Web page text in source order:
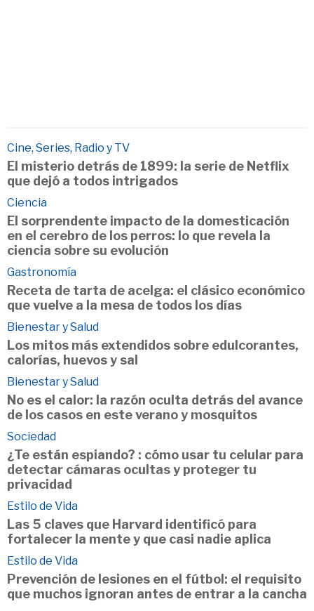
Cine, Series, Radio y TV
El misterio detrás de 1899: la serie de Netflix
que dejó a todos intrigados
Ciencia
El sorprendente impacto de la domesticación
en el cerebro de los perros: lo que revela la
ciencia sobre su evolución
Gastronomía
Receta de tarta de acelga: el clásico económico
que vuelve a la mesa de todos los días
Bienestar y Salud
Los mitos más extendidos sobre edulcorantes,
calorías, huevos y sal
Bienestar y Salud
No es el calor: la razón oculta detrás del avance
de los casos en este verano y mosquitos
Sociedad
¿Te están espiando? : cómo usar tu celular para
detectar cámaras ocultas y proteger tu
privacidad
Estilo de Vida
Las 5 claves que Harvard identificó para
fortalecer la mente y que casi nadie aplica
Estilo de Vida
Prevención de lesiones en el fútbol: el requisito
que muchos ignoran antes de entrar a la cancha